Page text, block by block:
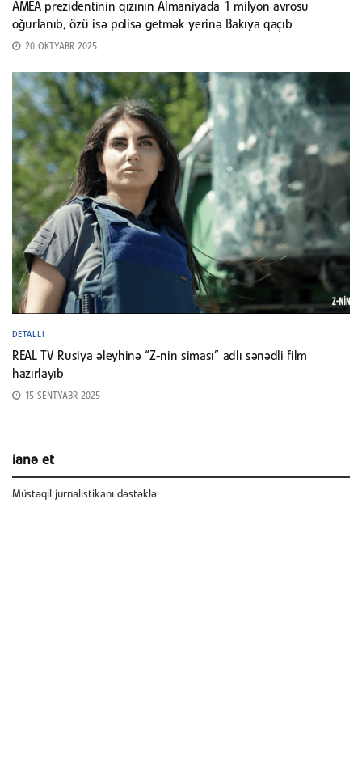
AMEA prezidentinin qızının Almaniyada 1 milyon avrosu
oğurlanıb, özü isə polisə getmək yerinə Bakıya qaçıb
20 OKTYABR 2025
DETALLI
REAL TV Rusiya əleyhinə “Z-nin siması” adlı sənədli film
hazırlayıb
15 SENTYABR 2025
ianə et
Müstəqil jurnalistikanı dəstəklə